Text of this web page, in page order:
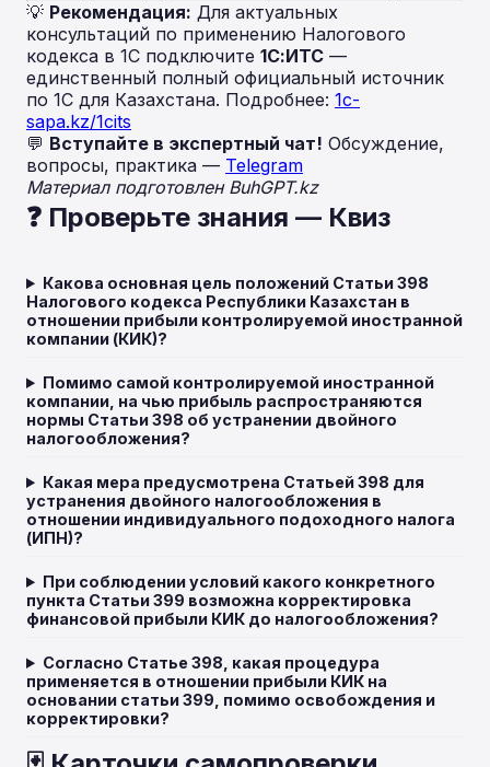
💡 Рекомендация: Для актуальных
консультаций по применению Налогового
кодекса в 1С подключите 1С:ИТС —
единственный полный официальный источник
по 1С для Казахстана. Подробнее: 1c-
sapa.kz/1cits
💬 Вступайте в экспертный чат! Обсуждение,
вопросы, практика — Telegram
Материал подготовлен BuhGPT.kz
❓ Проверьте знания — Квиз
Какова основная цель положений Статьи 398
Налогового кодекса Республики Казахстан в
отношении прибыли контролируемой иностранной
компании (КИК)?
Помимо самой контролируемой иностранной
компании, на чью прибыль распространяются
нормы Статьи 398 об устранении двойного
налогообложения?
Какая мера предусмотрена Статьей 398 для
устранения двойного налогообложения в
отношении индивидуального подоходного налога
(ИПН)?
При соблюдении условий какого конкретного
пункта Статьи 399 возможна корректировка
финансовой прибыли КИК до налогообложения?
Согласно Статье 398, какая процедура
применяется в отношении прибыли КИК на
основании статьи 399, помимо освобождения и
корректировки?